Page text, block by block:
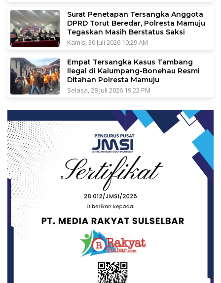
Surat Penetapan Tersangka Anggota
DPRD Torut Beredar, Polresta Mamuju
Tegaskan Masih Berstatus Saksi
Kamis, 30 Juli 2026 10:29 AM
Empat Tersangka Kasus Tambang
Ilegal di Kalumpang-Bonehau Resmi
Ditahan Polresta Mamuju
Selasa, 28 Juli 2026 19:22 PM